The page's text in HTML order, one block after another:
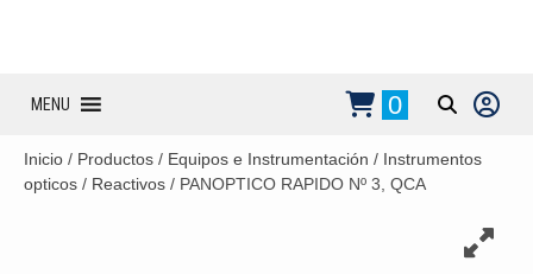
MENU 0
Inicio / Productos / Equipos e Instrumentación / Instrumentos
opticos / Reactivos / PANOPTICO RAPIDO Nº 3, QCA